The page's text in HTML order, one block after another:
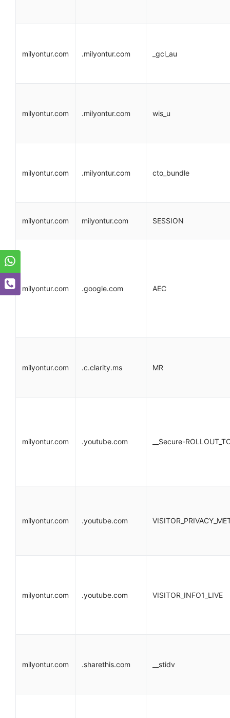
milyontur.com .milyontur.com _gcl_au
milyontur.com .milyontur.com wis_u
milyontur.com .milyontur.com cto_bundle
milyontur.com milyontur.com SESSION
milyontur.com .google.com AEC
milyontur.com .c.clarity.ms MR
milyontur.com .youtube.com __Secure-
milyontur.com .youtube.com
milyontur.com .youtube.com VISITOR_INFO1_LIVE
milyontur.com .sharethis.com __stidv